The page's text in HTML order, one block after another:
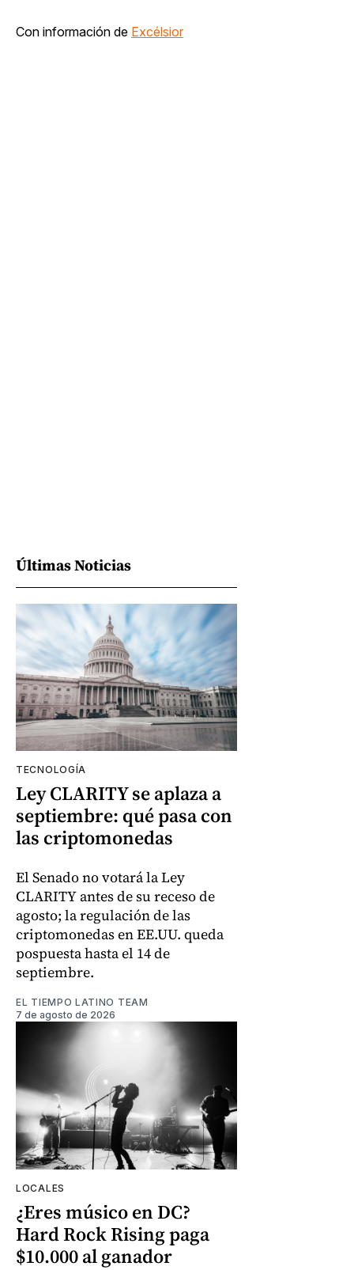
Con información de Excélsior
Últimas Noticias
TECNOLOGÍA
Ley CLARITY se aplaza a
septiembre: qué pasa con
las criptomonedas
El Senado no votará la Ley
CLARITY antes de su receso de
agosto; la regulación de las
criptomonedas en EE.UU. queda
pospuesta hasta el 14 de
septiembre.
EL TIEMPO LATINO TEAM
7 de agosto de 2026
LOCALES
¿Eres músico en DC?
Hard Rock Rising paga
$10.000 al ganador